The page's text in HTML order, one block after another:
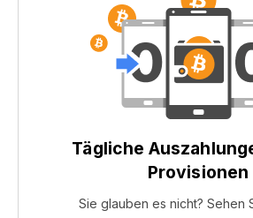
Tägliche
Provisionen
Sie glauben es nicht? Sehen